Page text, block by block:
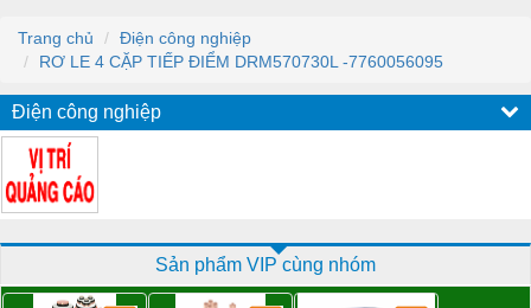
Trang chủ
Điện công nghiệp
RƠ LE 4 CẶP TIẾP ĐIỂM DRM570730L -7760056095
Điện công nghiệp
Sản phẩm VIP cùng nhóm